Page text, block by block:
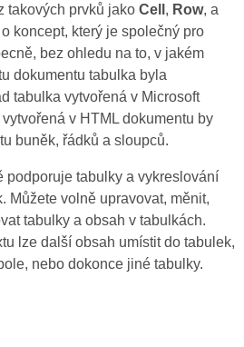
takových prvků jako Cell , Row, a
koncept, který je společný pro
bez ohledu na to, v jakém
dokumentu tabulka byla
tabulka vytvořená v Microsoft
v HTML dokumentu by
buněk, řádků a sloupců.
podporuje tabulky a vykreslování
Můžete volně upravovat, měnit,
tabulky a obsah v tabulkách.
lze další obsah umístit do tabulek,
nebo dokonce jiné tabulky.